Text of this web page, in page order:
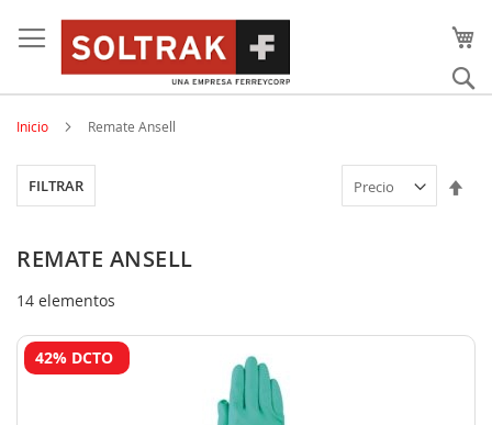
to
content
Inicio Remate Ansell
REMATE ANSELL
14 elementos
42% DCTO
FILTRAR